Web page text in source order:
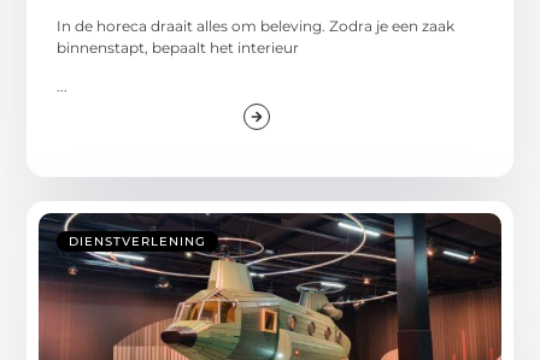
In de horeca draait alles om beleving. Zodra je een zaak
binnenstapt, bepaalt het interieur
...
DIENSTVERLENING